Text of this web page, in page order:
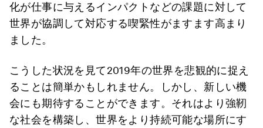
化が仕事に与えるインパクトなどの課題に対して
世界が協調して対応する喫緊性がますます高まり
ました。
こうした状況を見て2019年の世界を悲観的に捉え
ることは簡単かもしれません。しかし、新しい機
会にも期待することができます。それはより強靭
な社会を構築し、世界をより持続可能な場所にす